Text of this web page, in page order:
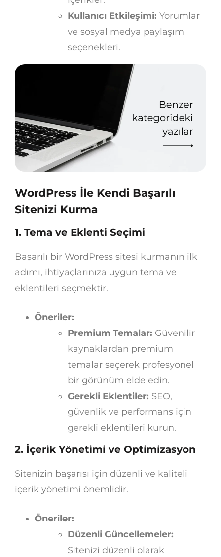
Kullanıcı Etkileşimi: Yorumlar
ve sosyal medya paylaşım
seçenekleri.
WordPress İle Kendi Başarılı
Sitenizi Kurma
1. Tema ve Eklenti Seçimi
Başarılı bir WordPress sitesi kurmanın ilk
adımı, ihtiyaçlarınıza uygun tema ve
eklentileri seçmektir.
Öneriler:
Premium Temalar: Güvenilir
kaynaklardan premium
temalar seçerek profesyonel
bir görünüm elde edin.
Gerekli Eklentiler: SEO,
güvenlik ve performans için
gerekli eklentileri kurun.
2. İçerik Yönetimi ve Optimizasyon
Sitenizin başarısı için düzenli ve kaliteli
içerik yönetimi önemlidir.
Öneriler:
Düzenli Güncellemeler:
Sitenizi düzenli olarak